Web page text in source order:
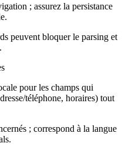
; assurez la persistance
peuvent bloquer le parsing et
pour les champs qui
téléphone, horaires) tout
; correspond à la langue